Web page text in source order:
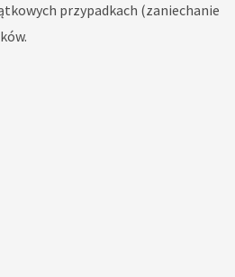
przypadkach (zaniechanie